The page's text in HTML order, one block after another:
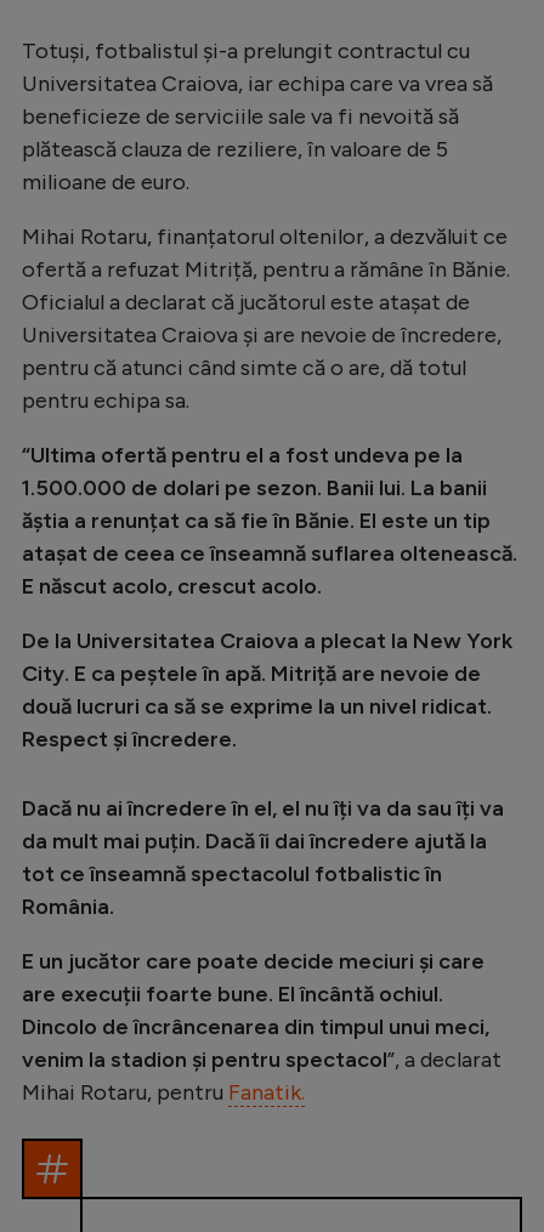
Stranieri
Clasamente
Tenis
Handbal
Natație
Formula 1
Gimnastică
Auto
Rugby
Ciclism
Alte sporturi
JO 2024
JO 2026
Intră în cont
Creează cont
Totuși, fotbalistul și-a prelungit contractul cu
Universitatea Craiova, iar echipa care va vrea să
beneficieze de serviciile sale va fi nevoită să
plătească clauza de reziliere, în valoare de 5
milioane de euro.
Mihai Rotaru, finanțatorul oltenilor, a dezvăluit ce
ofertă a refuzat Mitriță, pentru a rămâne în Bănie.
Oficialul a declarat că jucătorul este atașat de
Universitatea Craiova și are nevoie de încredere,
pentru că atunci când simte că o are, dă totul
pentru echipa sa.
“Ultima ofertă pentru el a fost undeva pe la
1.500.000 de dolari pe sezon. Banii lui. La banii
ăștia a renunțat ca să fie în Bănie. El este un tip
atașat de ceea ce înseamnă suflarea oltenească.
E născut acolo, crescut acolo.
De la Universitatea Craiova a plecat la New York
City. E ca peștele în apă. Mitriță are nevoie de
două lucruri ca să se exprime la un nivel ridicat.
Respect și încredere.
Dacă nu ai încredere în el, el nu îți va da sau îți va
da mult mai puțin. Dacă îi dai încredere ajută la
tot ce înseamnă spectacolul fotbalistic în
România.
E un jucător care poate decide meciuri și care
are execuții foarte bune. El încântă ochiul.
Dincolo de încrâncenarea din timpul unui meci,
venim la stadion și pentru spectacol”, a declarat
Mihai Rotaru, pentru Fanatik.